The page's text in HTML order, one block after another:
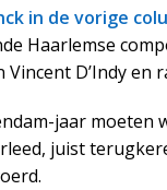
in de vorige
Haarlemse
Vincent D’Indy
jaar moeten
juist